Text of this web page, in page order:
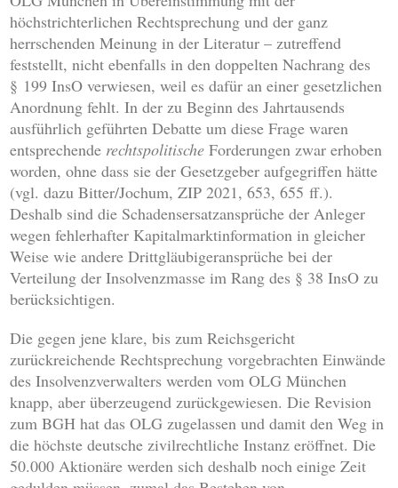
höchstrichterlichen Rechtsprechung und der ganz
herrschenden Meinung in der Literatur – zutreffend
feststellt, nicht ebenfalls in den doppelten Nachrang des
§ 199 InsO verwiesen, weil es dafür an einer gesetzlichen
Anordnung fehlt. In der zu Beginn des Jahrtausends
ausführlich geführten Debatte um diese Frage waren
entsprechende rechtspolitische Forderungen zwar erhoben
worden, ohne dass sie der Gesetzgeber aufgegriffen hätte
(vgl. dazu Bitter/Jochum, ZIP 2021, 653, 655 ff.).
Deshalb sind die Schadensersatzansprüche der Anleger
wegen fehlerhafter Kapitalmarktinformation in gleicher
Weise wie andere Drittgläubigeransprüche bei der
Verteilung der Insolvenzmasse im Rang des § 38 InsO zu
berücksichtigen.
Die gegen jene klare, bis zum Reichsgericht
zurückreichende Rechtsprechung vorgebrachten Einwände
des Insolvenzverwalters werden vom OLG München
knapp, aber überzeugend zurückgewiesen. Die Revision
zum BGH hat das OLG zugelassen und damit den Weg in
die höchste deutsche zivilrechtliche Instanz eröffnet. Die
50.000 Aktionäre werden sich deshalb noch einige Zeit